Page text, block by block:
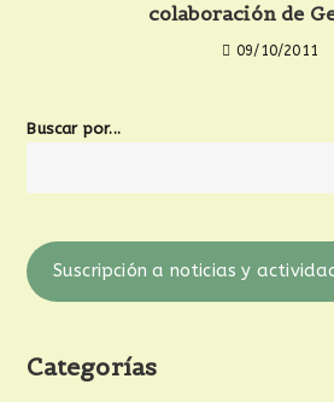
colaboración de
09/10/2011
Buscar por...
Suscripción a noticias y
Categorías